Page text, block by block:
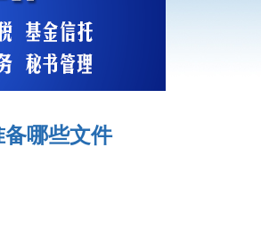
哪些文件